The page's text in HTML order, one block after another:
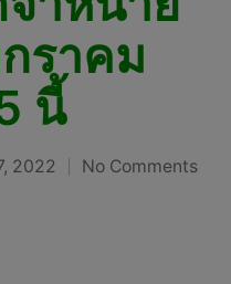
ราคม
นี้
2022 No Comments